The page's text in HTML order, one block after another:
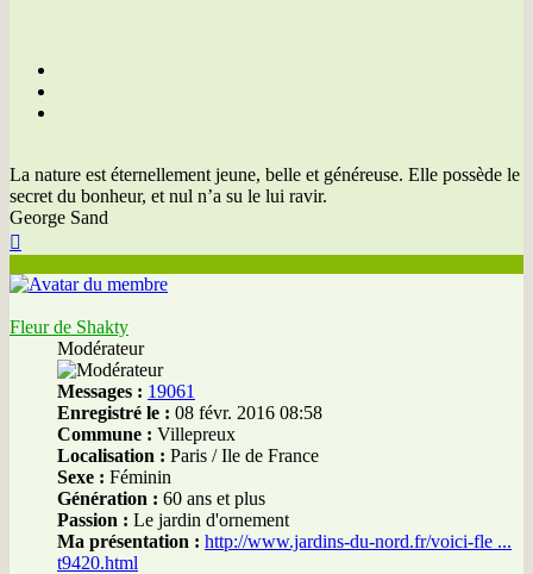
La nature est éternellement jeune, belle et généreuse. Elle possède le
secret du bonheur, et nul n’a su le lui ravir.
George Sand
Fleur de Shakty
Modérateur
Messages : 19061
Enregistré le : 08 févr. 2016 08:58
Commune : Villepreux
Localisation : Paris / Ile de France
Sexe : Féminin
Génération : 60 ans et plus
Passion : Le jardin d'ornement
Ma présentation : http://www.jardins-du-nord.fr/voici-fle ...
t9420.html